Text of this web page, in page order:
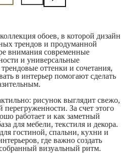
обоев, в которой дизайн
трендов и продуманной
внимания современные
и универсальные
оттенки и сочетания,
в интерьер помогают сделать
рисунок выглядит свежо,
За счет этого
работает и как заметный
для мебели, текстиля и декора.
гостиной, спальни, кухни и
где важно создать
собранный визуальный ритм.